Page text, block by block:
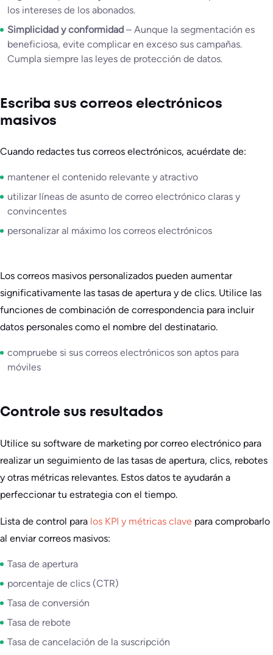
los intereses de los abonados.
Simplicidad y conformidad – Aunque la segmentación es
beneficiosa, evite complicar en exceso sus campañas.
Cumpla siempre las leyes de protección de datos.
Escriba sus correos electrónicos
masivos
Cuando redactes tus correos electrónicos, acuérdate de:
mantener el contenido relevante y atractivo
utilizar líneas de asunto de correo electrónico claras y
convincentes
personalizar al máximo los correos electrónicos
Los correos masivos personalizados pueden aumentar
significativamente las tasas de apertura y de clics. Utilice las
funciones de combinación de correspondencia para incluir
datos personales como el nombre del destinatario.
compruebe si sus correos electrónicos son aptos para
móviles
Controle sus resultados
Utilice su software de marketing por correo electrónico para
realizar un seguimiento de las tasas de apertura, clics, rebotes
y otras métricas relevantes. Estos datos te ayudarán a
perfeccionar tu estrategia con el tiempo.
Lista de control para los KPI y métricas clave para comprobarlo
al enviar correos masivos:
Tasa de apertura
porcentaje de clics (CTR)
Tasa de conversión
Tasa de rebote
Tasa de cancelación de la suscripción